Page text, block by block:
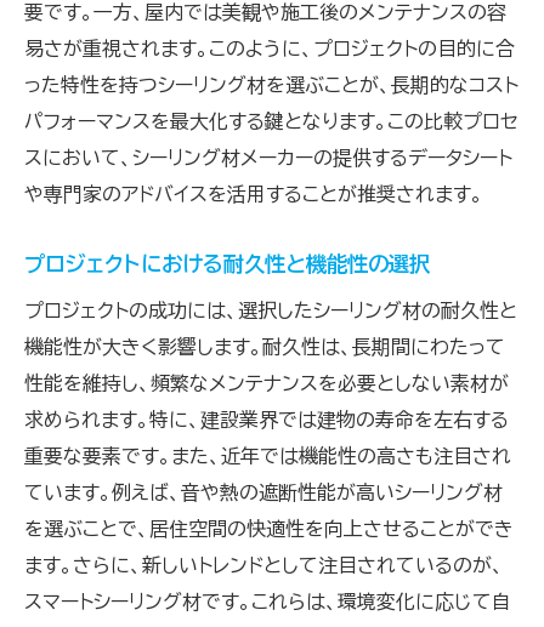
要です。一方、屋内では美観や施工後のメンテナンスの容
易さが重視されます。このように、プロジェクトの目的に合
った特性を持つシーリング材を選ぶことが、長期的なコスト
パフォーマンスを最大化する鍵となります。この比較プロセ
スにおいて、シーリング材メーカーの提供するデータシート
や専門家のアドバイスを活用することが推奨されます。
プロジェクトにおける耐久性と機能性の選択
プロジェクトの成功には、選択したシーリング材の耐久性と
機能性が大きく影響します。耐久性は、長期間にわたって
性能を維持し、頻繁なメンテナンスを必要としない素材が
求められます。特に、建設業界では建物の寿命を左右する
重要な要素です。また、近年では機能性の高さも注目され
ています。例えば、音や熱の遮断性能が高いシーリング材
を選ぶことで、居住空間の快適性を向上させることができ
ます。さらに、新しいトレンドとして注目されているのが、
スマートシーリング材です。これらは、環境変化に応じて自